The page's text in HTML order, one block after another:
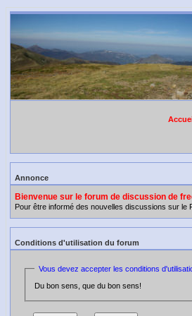
Annonce
Bienvenue sur le forum de discussion de
Pour être informé des nouvelles discussions sur le
Conditions d'utilisation du forum
Vous devez accepter les conditions
Du bon sens, que du bon sens!